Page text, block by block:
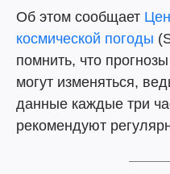
Об этом сообщает
космической погоды
помнить, что
могут изменяться,
данные каждые три
рекомендуют